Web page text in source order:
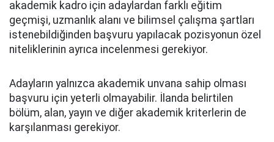
akademik kadro için adaylardan farklı eğitim
geçmişi, uzmanlık alanı ve bilimsel çalışma şartları
istenebildiğinden başvuru yapılacak pozisyonun özel
niteliklerinin ayrıca incelenmesi gerekiyor.
Adayların yalnızca akademik unvana sahip olması
başvuru için yeterli olmayabilir. İlanda belirtilen
bölüm, alan, yayın ve diğer akademik kriterlerin de
karşılanması gerekiyor.